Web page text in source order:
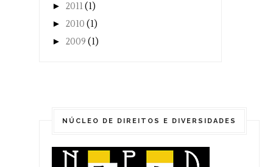
► 2011(1)
► 2010 (1)
► 2009 (1)
NÚCLEO DE DIREITOS E DIVERSIDADES